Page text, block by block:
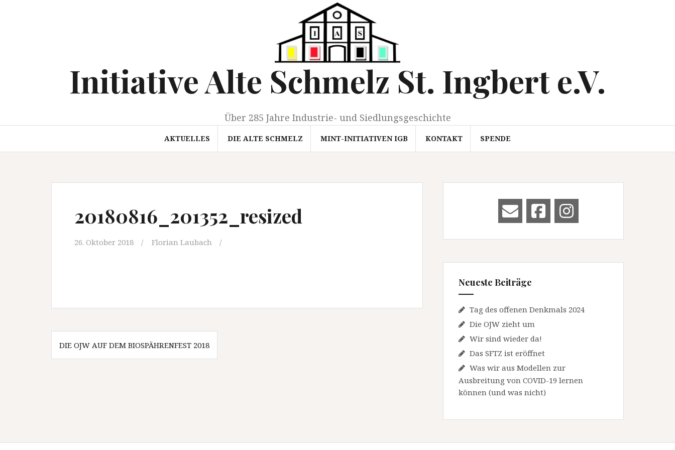
Initiative Alte Schmelz St. Ingbert e.V.
Über 285 Jahre Industrie- und Siedlungsgeschichte
AKTUELLES DIE ALTE SCHMELZ MINT-INITIATIVEN IGB KONTAKT SPENDE
20180816_201352_resized
26. Oktober 2018 Florian Laubach
Beitragsnavigation
DIE OJW AUF DEM BIOSPÄHRENFEST 2018
Neueste Beiträge
Tag des offenen Denkmals 2024
Die OJW zieht um
Wir sind wieder da!
Das SFTZ ist eröffnet
Was wir aus Modellen zur
Ausbreitung von COVID-19 lernen
können (und was nicht)